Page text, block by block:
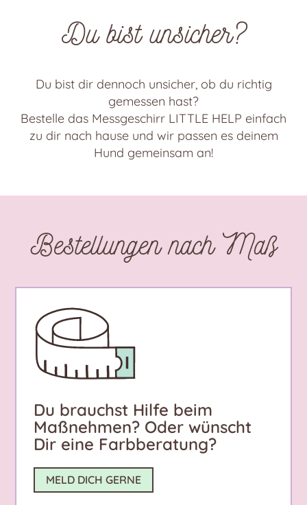
Du bist unsicher?
Du bist dir dennoch unsicher, ob du richtig
gemessen hast?
Bestelle das Messgeschirr LITTLE HELP einfach
zu dir nach hause und wir passen es deinem
Hund gemeinsam an!
Bestellungen nach Maß
Du brauchst Hilfe beim
Maßnehmen? Oder wünscht
Dir eine Farbberatung?
MELD DICH GERNE